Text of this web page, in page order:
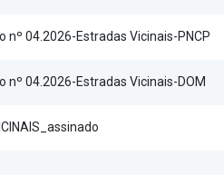
04.2026-Estradas Vicinais-PNCP
04.2026-Estradas Vicinais-DOM